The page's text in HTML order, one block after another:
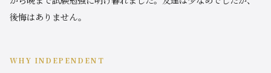
後悔はありません。
WHY INDEPENDENT